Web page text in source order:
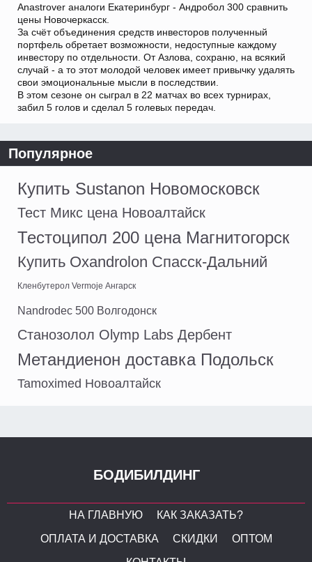
Anastrover аналоги Екатеринбург - Андробол 300 сравнить
цены Новочеркасск.
За счёт объединения средств инвесторов полученный
портфель обретает возможности, недоступные каждому
инвестору по отдельности. От Азлова, сохраню, на всякий
случай - а то этот молодой человек имеет привычку удалять
свои эмоциональные мысли в последствии.
В этом сезоне он сыграл в 22 матчах во всех турнирах,
забил 5 голов и сделал 5 голевых передач.
Популярное
Купить Sustanon Новомосковск
Тест Микс цена Новоалтайск
Тестоципол 200 цена Магнитогорск
Купить Oxandrolon Спасск-Дальний
Кленбутерол Vermoje Ангарск
Nandrodec 500 Волгодонск
Станозолол Olymp Labs Дербент
Метандиенон доставка Подольск
Tamoximed Новоалтайск
БОДИБИЛДИНГ
НА ГЛАВНУЮ
КАК ЗАКАЗАТЬ?
ОПЛАТА И ДОСТАВКА
СКИДКИ
ОПТОМ